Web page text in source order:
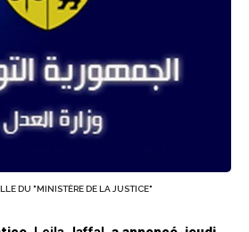
DU "MINISTÈRE DE LA JUSTICE"